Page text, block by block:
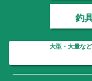
釣
大型・大量な